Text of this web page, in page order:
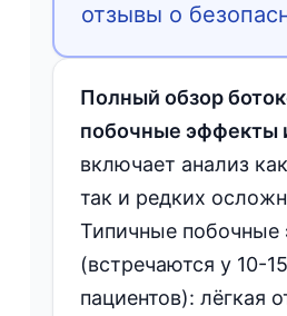
отзывы о
Полный обзор
побочные эффекты
включает анализ
так и редких
Типичные побочные
(встречаются у 10-
пациентов): лёгкая